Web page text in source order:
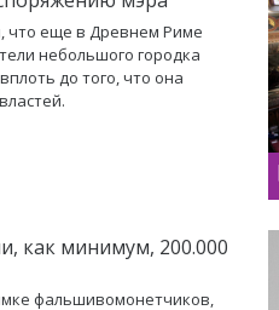
что еще в Древнем Риме
небольшого городка
до того, что она
как минимум, 200.000
фальшивомонетчиков,